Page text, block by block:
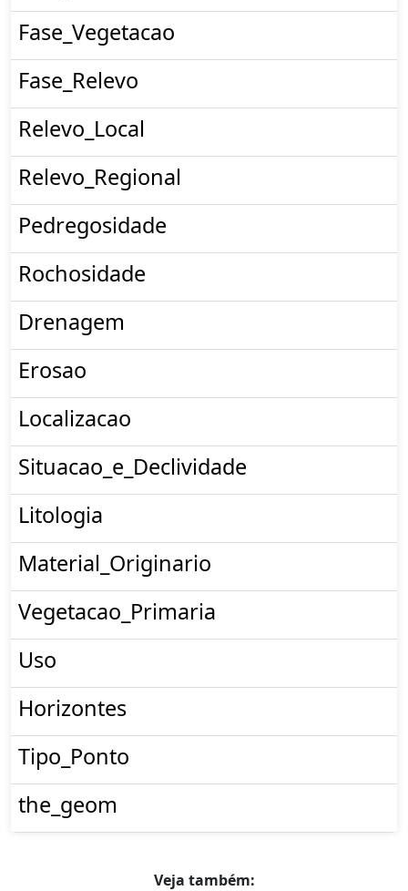
Fase_Vegetacao
Fase_Relevo
Relevo_Local
Relevo_Regional
Pedregosidade
Rochosidade
Drenagem
Erosao
Localizacao
Situacao_e_Declividade
Litologia
Material_Originario
Vegetacao_Primaria
Uso
Horizontes
Tipo_Ponto
the_geom
Veja também: